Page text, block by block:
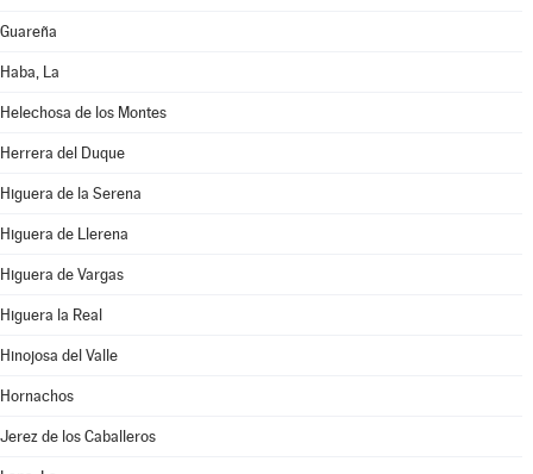
Guareña
Haba, La
Helechosa de los Montes
Herrera del Duque
Higuera de la Serena
Higuera de Llerena
Higuera de Vargas
Higuera la Real
Hinojosa del Valle
Hornachos
Jerez de los Caballeros